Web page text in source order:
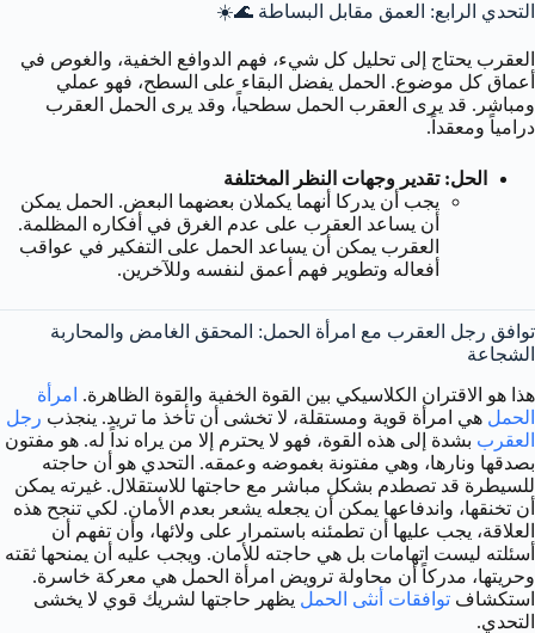
التحدي الرابع: العمق مقابل البساطة 🌊☀️
العقرب يحتاج إلى تحليل كل شيء، فهم الدوافع الخفية، والغوص في
أعماق كل موضوع. الحمل يفضل البقاء على السطح، فهو عملي
ومباشر. قد يرى العقرب الحمل سطحياً، وقد يرى الحمل العقرب
درامياً ومعقداً.
الحل: تقدير وجهات النظر المختلفة
يجب أن يدركا أنهما يكملان بعضهما البعض. الحمل يمكن
أن يساعد العقرب على عدم الغرق في أفكاره المظلمة.
العقرب يمكن أن يساعد الحمل على التفكير في عواقب
أفعاله وتطوير فهم أعمق لنفسه وللآخرين.
توافق رجل العقرب مع امرأة الحمل: المحقق الغامض والمحاربة
الشجاعة
هذا هو الاقتران الكلاسيكي بين القوة الخفية والقوة الظاهرة. امرأة
الحمل هي امرأة قوية ومستقلة، لا تخشى أن تأخذ ما تريد. ينجذب رجل
العقرب بشدة إلى هذه القوة، فهو لا يحترم إلا من يراه نداً له. هو مفتون
بصدقها ونارها، وهي مفتونة بغموضه وعمقه. التحدي هو أن حاجته
للسيطرة قد تصطدم بشكل مباشر مع حاجتها للاستقلال. غيرته يمكن
أن تخنقها، واندفاعها يمكن أن يجعله يشعر بعدم الأمان. لكي تنجح هذه
العلاقة، يجب عليها أن تطمئنه باستمرار على ولائها، وأن تفهم أن
أسئلته ليست اتهامات بل هي حاجته للأمان. ويجب عليه أن يمنحها ثقته
وحريتها، مدركاً أن محاولة ترويض امرأة الحمل هي معركة خاسرة.
استكشاف توافقات أنثى الحمل يظهر حاجتها لشريك قوي لا يخشى
التحدي.